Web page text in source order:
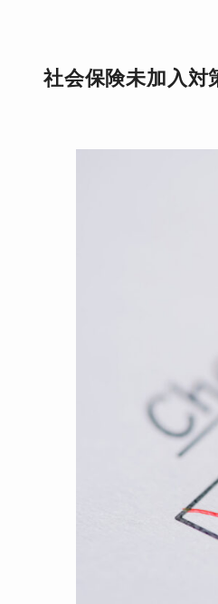
社会保険未加入